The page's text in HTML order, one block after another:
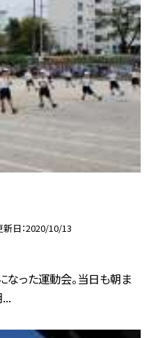
新日 2020/10/13
った運動会。当日も朝ま